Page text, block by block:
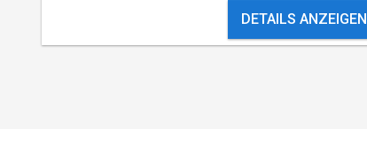
DETAILS ANZEIGEN